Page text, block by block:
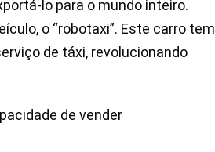
lo para o mundo inteiro.
o “robotaxi”. Este carro tem
de táxi, revolucionando
de vender